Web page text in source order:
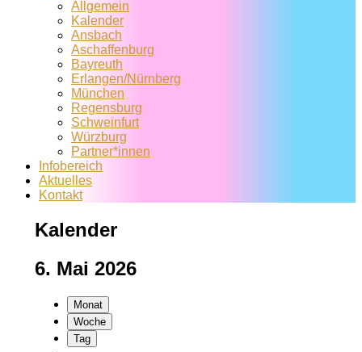
Allgemein
Kalender
Ansbach
Aschaffenburg
Bayreuth
Erlangen/Nürnberg
München
Regensburg
Schweinfurt
Würzburg
Partner*innen
Infobereich
Aktuelles
Kontakt
Kalender
6. Mai 2026
Monat
Woche
Tag